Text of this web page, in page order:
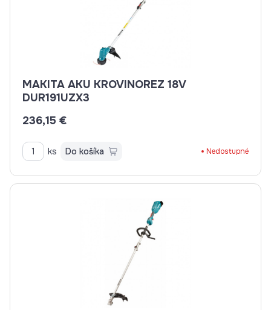
MAKITA AKU KROVINOREZ 18V
DUR191UZX3
236,15 €
ks Do košíka Nedostupné